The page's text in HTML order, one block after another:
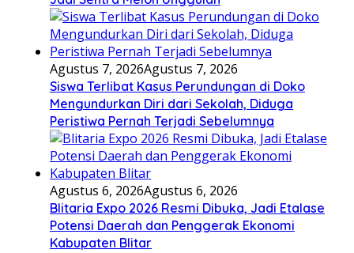
Agustus 7, 2026Agustus 7, 2026
Siswa Terlibat Kasus Perundungan di Doko
Mengundurkan Diri dari Sekolah, Diduga
Peristiwa Pernah Terjadi Sebelumnya
Agustus 6, 2026Agustus 6, 2026
Blitaria Expo 2026 Resmi Dibuka, Jadi Etalase
Potensi Daerah dan Penggerak Ekonomi
Kabupaten Blitar